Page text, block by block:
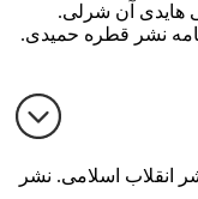
هایدی آن شرلی.
نشر قطره حمیدی.
انقلاب اسلامی. نشر